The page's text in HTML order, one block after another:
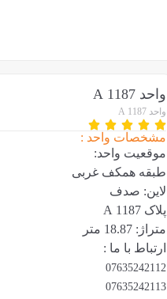
واحد 1187 A
واحد 1187 A
مشخصات واحد :
موقعیت واحد:
طبقه همکف غربی
لاین: صدف
پلاک 1187 A
متراژ: 18.87 متر
ارتباط با ما :
07635242112
07635242113